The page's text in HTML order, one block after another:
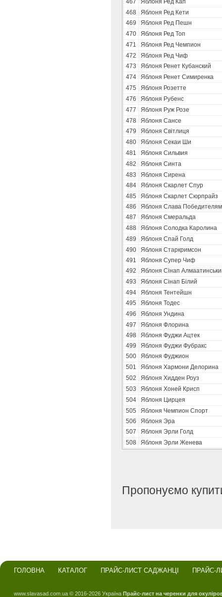
467
Яблоня Ред Кап
468
Яблоня Ред Кети
469
Яблоня Ред Пешн
470
Яблоня Ред Топ
471
Яблоня Ред Чемпион
472
Яблоня Ред Чиф
473
Яблоня Ренет Кубанский
474
Яблоня Ренет Симиренка
475
Яблоня Розетте
476
Яблоня Рубенс
477
Яблоня Руж Розе
478
Яблоня Сансе
479
Яблоня Свiтлиця
480
Яблоня Секаи Ши
481
Яблоня Сильвия
482
Яблоня Синта
483
Яблоня Сирена
484
Яблоня Скарлет Спур
485
Яблоня Скарлет Сюрпрайз
486
Яблоня Слава Победителям
487
Яблоня Смеральда
488
Яблоня Солодка Каролина
489
Яблоня Спай Голд
490
Яблоня Старкримсон
491
Яблоня Супер Чиф
492
Яблоня Сінап
493
Яблоня Сінап Білий
494
Яблоня Тентейшн
495
Яблоня Тодес
496
Яблоня Ундина
497
Яблоня Флорина
498
Яблоня Фуджи Ацтек
499
Яблоня Фуджи Фубракс
500
Яблоня Фуджион
501
Яблоня Хармони Делорина
502
Яблоня Хидден Роуз
503
Яблоня Хоней Крисп
504
Яблоня Цирцея
505
Яблоня Чемпион Спорт
506
Яблоня Эра
507
Яблоня Эрли Голд
508
Яблоня Эрли Женева
Пропонуємо
ГОЛОВНА КАТАЛОГ ПРАЙС-ЛИСТ САДЖАНЦІ ПРАЙС-
www.slavasad.com.ua © 2016-2026 Україна Прайс-лист на черенки для